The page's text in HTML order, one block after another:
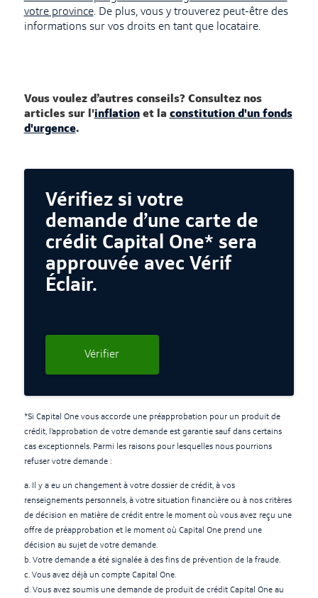
votre province. De plus, vous y trouverez peut-être des
informations sur vos droits en tant que locataire.
Vous voulez d’autres conseils? Consultez nos
articles sur l'inflationet la constitution d'un fonds
d'urgence.
Vérifiez si votre
demande d’une carte de
crédit Capital One* sera
approuvée avec Vérif
Éclair.
Vérifier
*Si Capital One vous accorde une préapprobation pour un produit de
crédit, l’approbation de votre demande est garantie sauf dans certains
cas exceptionnels. Parmi les raisons pour lesquelles nous pourrions
refuser votre demande :
a. Il y a eu un changement à votre dossier de crédit, à vos
renseignements personnels, à votre situation financière ou à nos critères
de décision en matière de crédit entre le moment où vous avez reçu une
offre de préapprobation et le moment où Capital One prend une
décision au sujet de votre demande.
b. Votre demande a été signalée à des fins de prévention de la fraude.
c. Vous avez déjà un compte Capital One.
d. Vous avez soumis une demande de produit de crédit Capital One au